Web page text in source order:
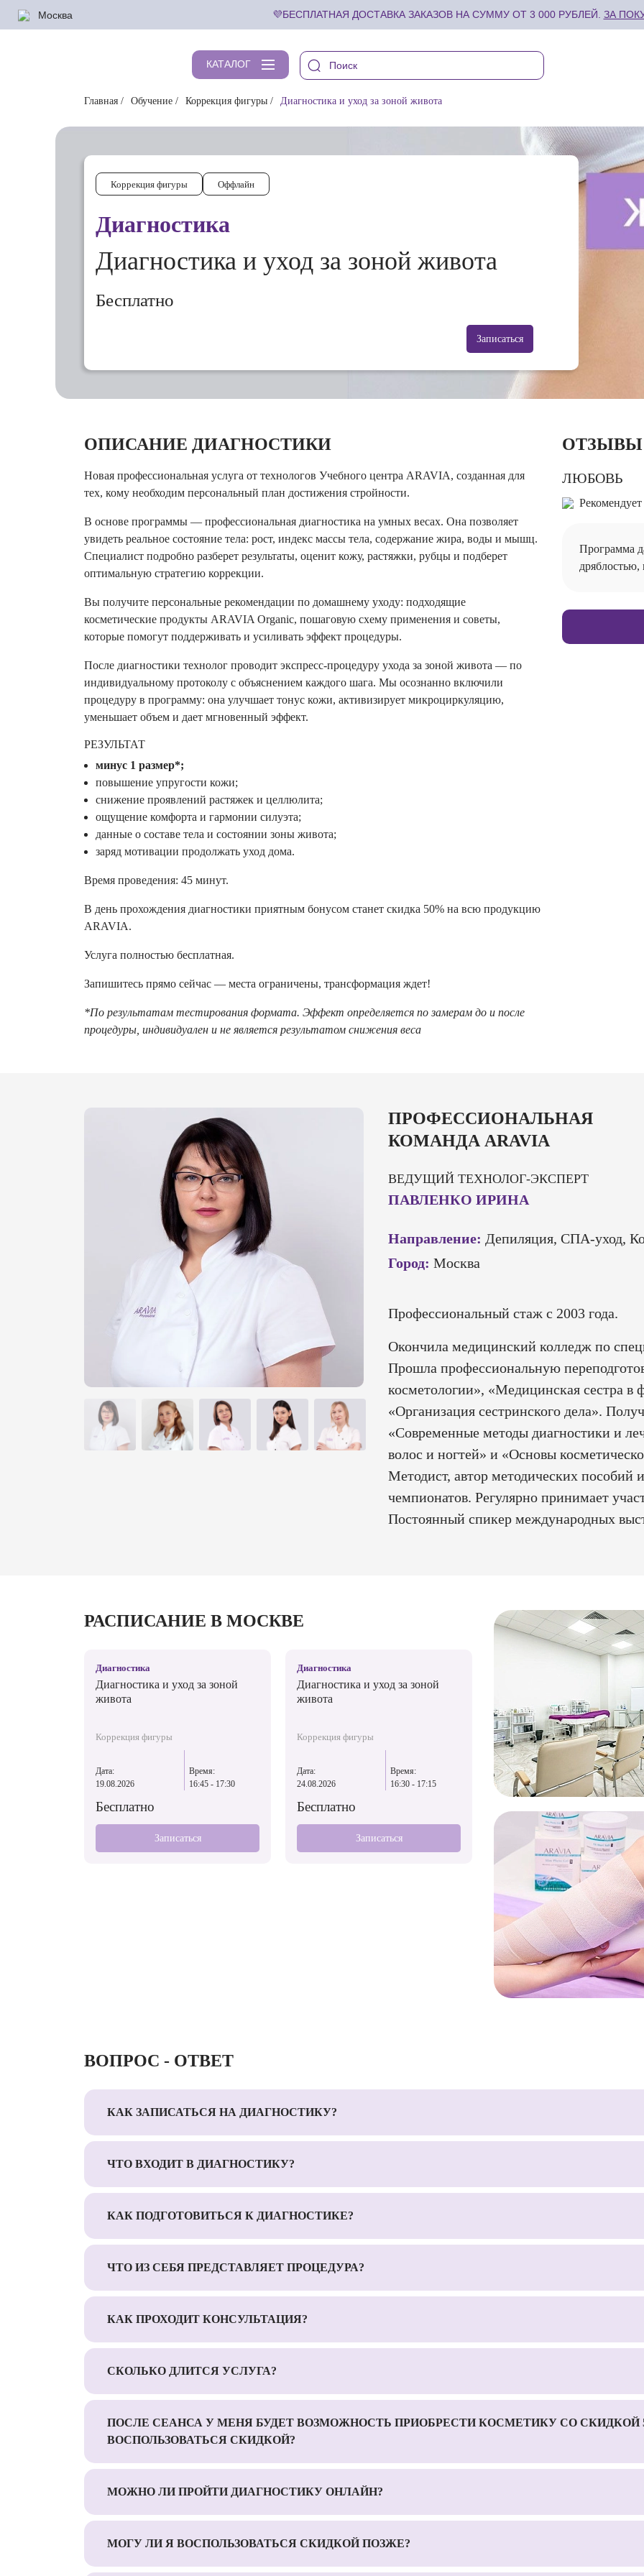
💜БЕСПЛАТНАЯ ДОСТАВКА ЗАКАЗОВ НА СУММУ ОТ 3 000 РУБЛЕЙ. ЗА
Москва
КАТАЛОГ
Главная Обучение Коррекция фигуры Диагностика и уход за зоной живота
Коррекция фигуры Оффлайн
Диагностика
Диагностика и уход за зоной живота
Бесплатно
Записаться
ОПИСАНИЕ ДИАГНОСТИКИ
Новая профессиональная услуга от технологов Учебного центра ARAVIA, созданная для
тех, кому необходим персональный план достижения стройности.
В основе программы — профессиональная диагностика на умных весах. Она позволяет
увидеть реальное состояние тела: рост, индекс массы тела, содержание жира, воды и мышц.
Специалист подробно разберет результаты, оценит кожу, растяжки, рубцы и подберет
оптимальную стратегию коррекции.
Вы получите персональные рекомендации по домашнему уходу: подходящие
косметические продукты ARAVIA Organic, пошаговую схему применения и советы,
которые помогут поддерживать и усиливать эффект процедуры.
После диагностики технолог проводит экспресс-процедуру ухода за зоной живота — по
индивидуальному протоколу с объяснением каждого шага. Мы осознанно включили
процедуру в программу: она улучшает тонус кожи, активизирует микроциркуляцию,
уменьшает объем и дает мгновенный эффект.
РЕЗУЛЬТАТ
минус 1 размер*;
повышение упругости кожи;
снижение проявлений растяжек и целлюлита;
ощущение комфорта и гармонии силуэта;
данные о составе тела и состоянии зоны живота;
заряд мотивации продолжать уход дома.
Время проведения: 45 минут.
В день прохождения диагностики приятным бонусом станет скидка 50% на всю продукцию
ARAVIA.
Услуга полностью бесплатная.
Запишитесь прямо сейчас — места ограничены, трансформация ждет!
*По результатам тестирования формата. Эффект определяется по замерам до и после
процедуры, индивидуален и не является результатом снижения веса
ОТЗЫВЫ
ЛЮБОВЬ
Рекомендует
Программа
ПРОФЕССИОНАЛЬНАЯ
КОМАНДА ARAVIA
ВЕДУЩИЙ ТЕХНОЛОГ-ЭКСПЕРТ
ПАВЛЕНКО ИРИНА
Направление: Депиляция, СПА-уход,
Город: Москва
Профессиональный стаж с 2003 года.
Окончила медицинский колледж по
Прошла профессиональную
косметологии», «Медицинская сестра в
«Организация сестринского дела».
«Современные методы диагностики и
волос и ногтей» и «Основы
Методист, автор методических
чемпионатов. Регулярно принимает
Постоянный спикер международных
РАСПИСАНИЕ В МОСКВЕ
Диагностика
Диагностика и уход за зоной
живота
Коррекция фигуры
Дата:
19.08.2026
Время:
16:45 - 17:30
Бесплатно
Записаться
Диагностика
Диагностика и уход за зоной
живота
Коррекция фигуры
Дата:
24.08.2026
Время:
16:30 - 17:15
Бесплатно
Записаться
Диагностика и уход за зоной
Коррекция фигуры
Дата:
24.08.2026
Время:
17:15 - 18:00
Записаться
ВОПРОС - ОТВЕТ
КАК ЗАПИСАТЬСЯ НА ДИАГНОСТИКУ?
ЧТО ВХОДИТ В ДИАГНОСТИКУ?
КАК ПОДГОТОВИТЬСЯ К ДИАГНОСТИКЕ?
ЧТО ИЗ СЕБЯ ПРЕДСТАВЛЯЕТ ПРОЦЕДУРА?
КАК ПРОХОДИТ КОНСУЛЬТАЦИЯ?
СКОЛЬКО ДЛИТСЯ УСЛУГА?
ПОСЛЕ СЕАНСА У МЕНЯ БУДЕТ ВОЗМОЖНОСТЬ ПРИОБРЕСТИ КОСМЕТИКУ СО СКИДКОЙ
ВОСПОЛЬЗОВАТЬСЯ СКИДКОЙ?
МОЖНО ЛИ ПРОЙТИ ДИАГНОСТИКУ ОНЛАЙН?
МОГУ ЛИ Я ВОСПОЛЬЗОВАТЬСЯ СКИДКОЙ ПОЗЖЕ?